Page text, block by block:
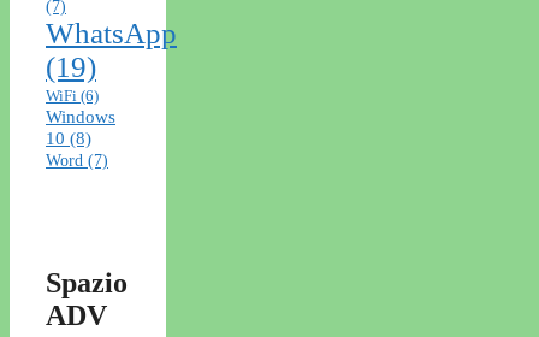
(7)
WhatsApp
(19)
WiFi (6)
Windows
10 (8)
Word (7)
Spazio
ADV